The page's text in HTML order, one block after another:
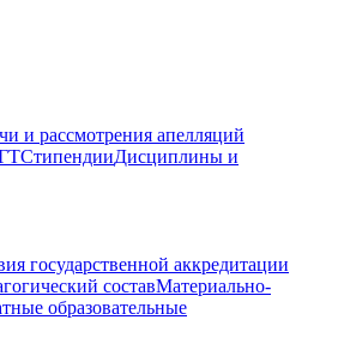
и рассмотрения апелляций
СтипендииДисциплины и
государственной аккредитации
составМатериально-
образовательные